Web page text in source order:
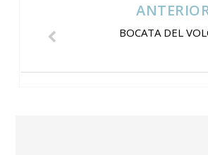
BOCATA DEL